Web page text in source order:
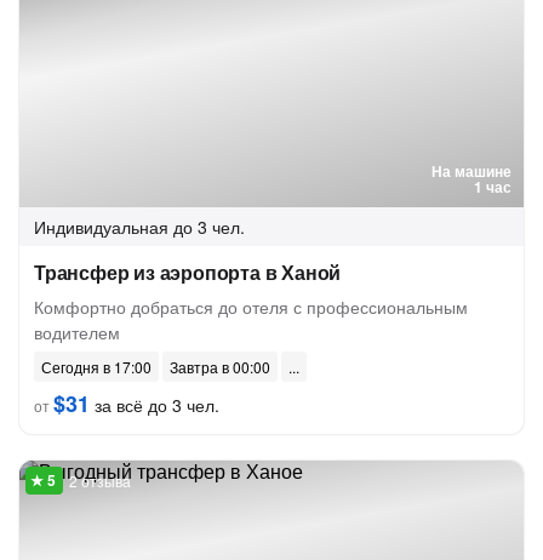
На машине
1 час
Индивидуальная до 3 чел.
Трансфер из аэропорта в Ханой
Комфортно добраться до отеля с профессиональным
водителем
Сегодня в 17:00
Завтра в 00:00
от$31 за всё до 3 чел.
2 отзыва